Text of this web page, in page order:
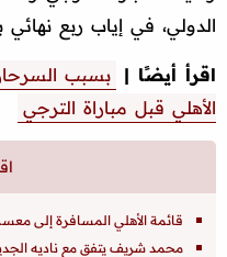
الدولي، في إياب ربع
اقرأ أيضًا |
بسبب
الأهلي قبل مباراة الترجي
قائمة الأهلي المسافرة إلى معسكر إسبانيا.. 6
محمد شريف يتفق مع ناديه